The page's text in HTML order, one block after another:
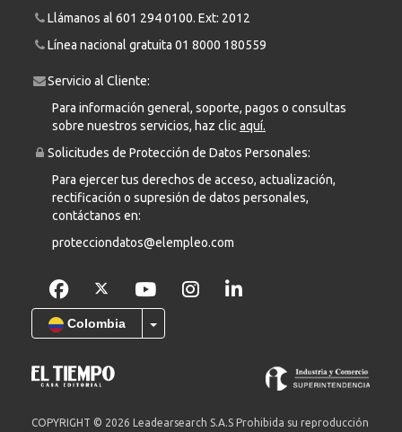
Llámanos al 601 294 0100. Ext: 2012
Línea nacional gratuita 01 8000 180559
Servicio al Cliente:
Para información general, soporte, pagos o consultas
sobre nuestros servicios, haz clicaquí.
Solicitudes de Protección de Datos Personales:
Para ejercer tus derechos de acceso, actualización,
rectificación o supresión de datos personales,
contáctanos en:
protecciondatos@elempleo.com
Colombia
COPYRIGHT © 2026 Leadearsearch S.A.S Prohibida su reproducción